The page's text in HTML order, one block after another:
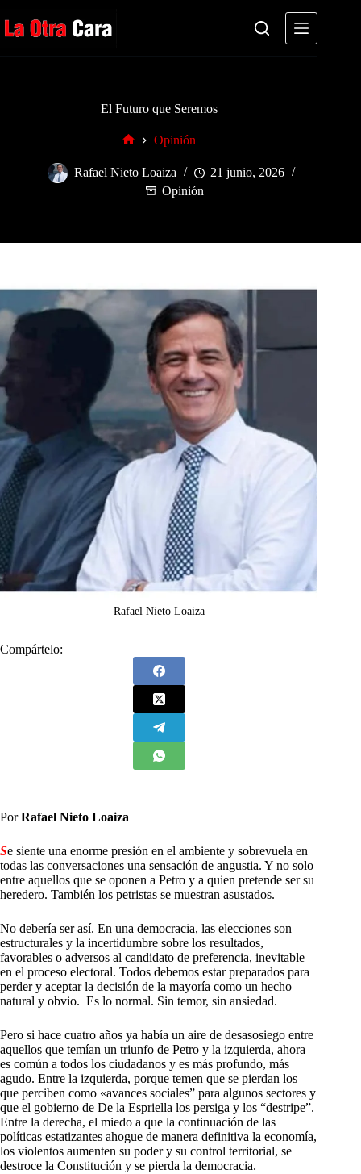
al
contenido
El Futuro que Seremos
Opinión
Rafael Nieto Loaiza
21 junio, 2026
Opinión
Rafael Nieto Loaiza
Compártelo:
PorRafael Nieto Loaiza
Se siente una enorme presión en el ambiente y sobrevuela en
todas las conversaciones una sensación de angustia. Y no solo
entre aquellos que se oponen a Petro y a quien pretende ser su
heredero. También los petristas se muestran asustados.
No debería ser así. En una democracia, las elecciones son
estructurales y la incertidumbre sobre los resultados,
favorables o adversos al candidato de preferencia, inevitable
en el proceso electoral. Todos debemos estar preparados para
perder y aceptar la decisión de la mayoría como un hecho
natural y obvio. Es lo normal. Sin temor, sin ansiedad.
Pero si hace cuatro años ya había un aire de desasosiego entre
aquellos que temían un triunfo de Petro y la izquierda, ahora
es común a todos los ciudadanos y es más profundo, más
agudo. Entre la izquierda, porque temen que se pierdan los
que perciben como «avances sociales” para algunos sectores y
que el gobierno de De la Espriella los persiga y los “destripe”.
Entre la derecha, el miedo a que la continuación de las
políticas estatizantes ahogue de manera definitiva la economía,
los violentos aumenten su poder y su control territorial, se
destroce la Constitución y se pierda la democracia.